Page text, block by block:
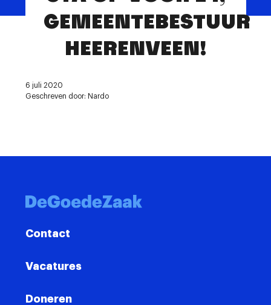
Contact
GEMEENTEBESTUUR
HEERENVEEN!
6 juli 2020
Geschreven door: Nardo
Contact
Vacatures
Doneren